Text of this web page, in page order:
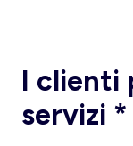
I clienti
servizi *